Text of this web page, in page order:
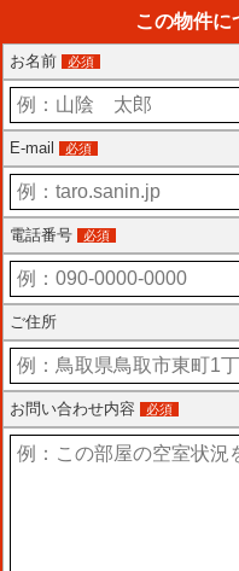
この物件に
お名前 必須
E-mail 必須
電話番号 必須
ご住所
お問い合わせ内容 必須